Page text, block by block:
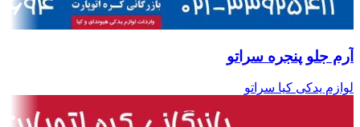
آرم جلو پنجره سراتو
لوازم یدکی کیا سراتو